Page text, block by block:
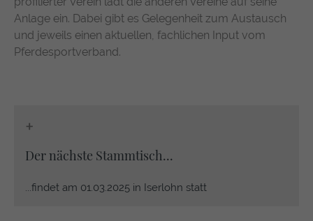
Anlage ein. Dabei gibt es Gelegenheit zum Austausch
und jeweils einen aktuellen, fachlichen Input vom
Pferdesportverband.
+
Der nächste Stammtisch...
...findet am 01.03.2025 in Iserlohn statt